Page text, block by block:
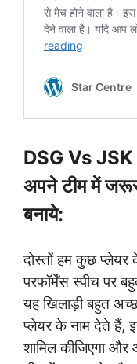
DSG Vs JSK
अपने टीम में
बनाये:
दोस्तों हम कुछ प्लेयर
परफॉर्मेंस स्पीच पर
यह खिलाड़ी बहुत
प्लेयर के नाम देते हैं,
शामिल कीजिएगा